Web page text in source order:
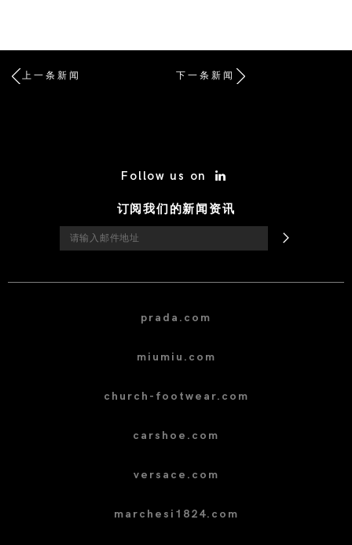
上一条新闻 下一条新闻
Follow us on
订阅我们的新闻资讯
prada.com
miumiu.com
church-footwear.com
carshoe.com
versace.com
marchesi1824.com